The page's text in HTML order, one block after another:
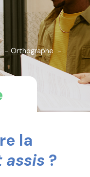
Orthographe
la
assis ?